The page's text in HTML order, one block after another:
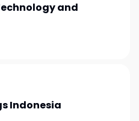
and
Indonesia